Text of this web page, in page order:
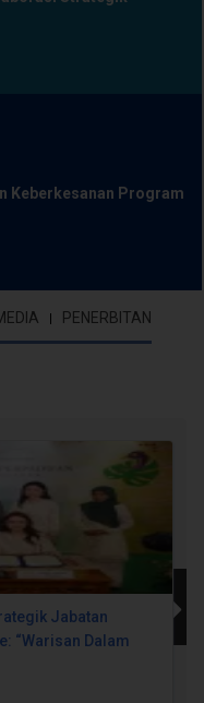
Keberkesanan Program
PENERBITAN
Jabatan
“Warisan Dalam